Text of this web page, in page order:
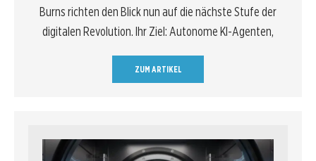
Burns richten den Blick nun auf die nächste Stufe der
digitalen Revolution. Ihr Ziel: Autonome KI-Agenten,
ZUM ARTIKEL